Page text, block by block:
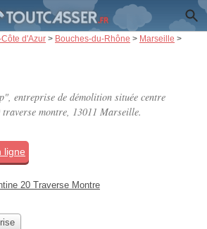
d'Azur > Bouches-du-Rhône > Marseille >
entreprise de démolition située centre
montre, 13011 Marseille.
ligne
20 Traverse Montre